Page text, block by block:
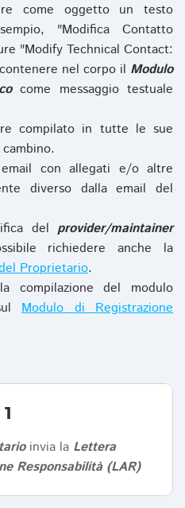
come oggetto un testo
"Modifica Contatto
"Modify Technical Contact:
nel corpo il Modulo
come messaggio testuale
compilato in tutte le sue
con allegati e/o altre
diverso dalla email del
del provider/maintainer
richiedere anche la
Proprietario.
compilazione del modulo
Modulo di Registrazione
invia la Lettera
Responsabilità (LAR)